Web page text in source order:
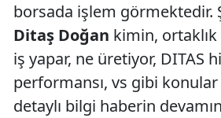
borsada işlem görmektedir.
Ditaş Doğan kimin, ortaklık
iş yapar, ne üretiyor, DITAS
performansı, vs gibi konular
detaylı bilgi haberin